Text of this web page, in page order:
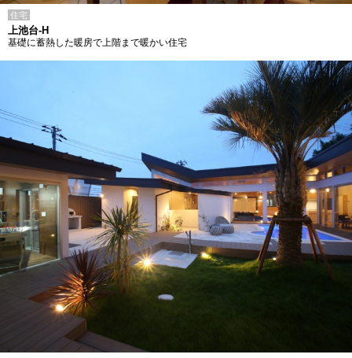
住宅
上池台-H
基礎に蓄熱した暖房で上階まで暖かい住宅